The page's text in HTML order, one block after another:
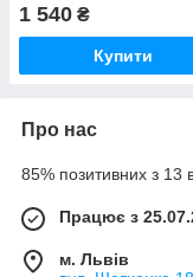
1 540 ₴
Купити
Про нас
85% позитивних з 13
Працює з
м. Львів